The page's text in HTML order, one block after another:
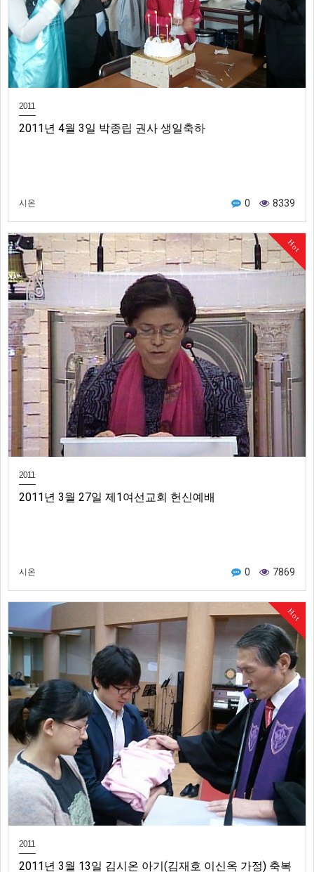
2011
2011년 4월 3일 박종립 권사 생일축하
시온 0 8339
Hot
2011
2011년 3월 27일 제1여선교회 헌신예배
시온 0 7869
Hot
2011
2011년 3월 13일 김시온 아기(김재호 이신옥 가정) 축복